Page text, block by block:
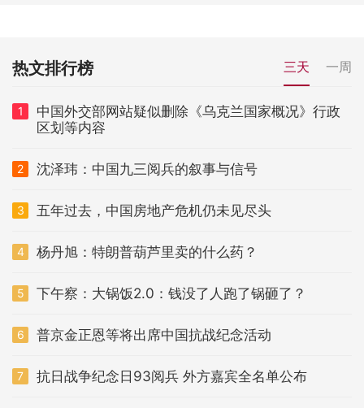
热文排行榜 三天 一周
1
中国外交部网站疑似删除《乌克兰国家概况》行政
区划等内容
2 沈泽玮：中国九三阅兵的叙事与信号
3 五年过去，中国房地产危机仍未见尽头
4 杨丹旭：特朗普葫芦里卖的什么药？
5 下午察：大锅饭2.0：钱没了人跑了锅砸了？
6 普京金正恩等将出席中国抗战纪念活动
7 抗日战争纪念日93阅兵 外方嘉宾全名单公布